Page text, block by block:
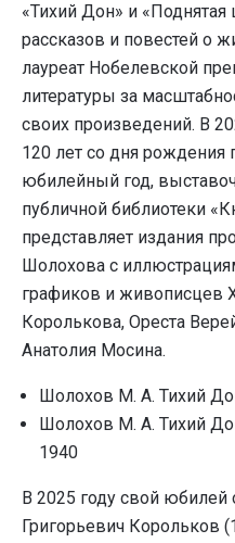
«Тихий Дон» и
рассказов и повестей о
лауреат Нобелевской
литературы за
своих произведений. В
120 лет со дня рождения
юбилейный год,
публичной библиотеки
представляет издания
Шолохова с
графиков и живописцев
Королькова, Ореста
Анатолия Мосина.
Шолохов М. А. Тихий
Шолохов М. А. Тихий
1940
В 2025 году свой юбилей
Григорьевич